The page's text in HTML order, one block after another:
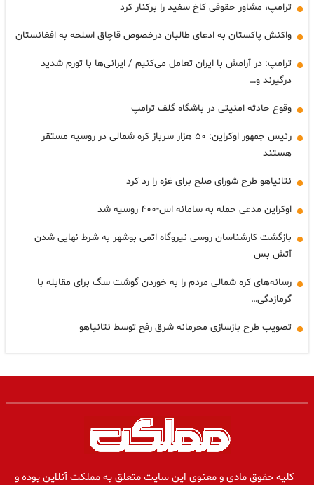
ترامپ، مشاور حقوقی کاخ سفید را برکنار کرد
واکنش پاکستان به ادعای طالبان درخصوص قاچاق اسلحه به افغانستان
ترامپ: در آرامش با ایران تعامل می‌کنیم / ایرانی‌ها با تورم شدید
درگیرند و…
وقوع حادثه امنیتی در باشگاه گلف ترامپ
رئیس جمهور اوکراین: ۵۰ هزار سرباز کره شمالی در روسیه مستقر
هستند
نتانیاهو طرح شورای صلح برای غزه را رد کرد
اوکراین مدعی حمله به سامانه اس-۴۰۰ روسیه شد
بازگشت کارشناسان روسی نیروگاه اتمی بوشهر به شرط نهایی شدن
آتش بس
رسانه‌های کره شمالی مردم را به خوردن گوشت سگ برای مقابله با
گرمازدگی…
تصویب طرح بازسازی محرمانه شرق رفح توسط نتانیاهو
کلیه حقوق مادی و معنوی این سایت متعلق به مملکت آنلاین بوده و